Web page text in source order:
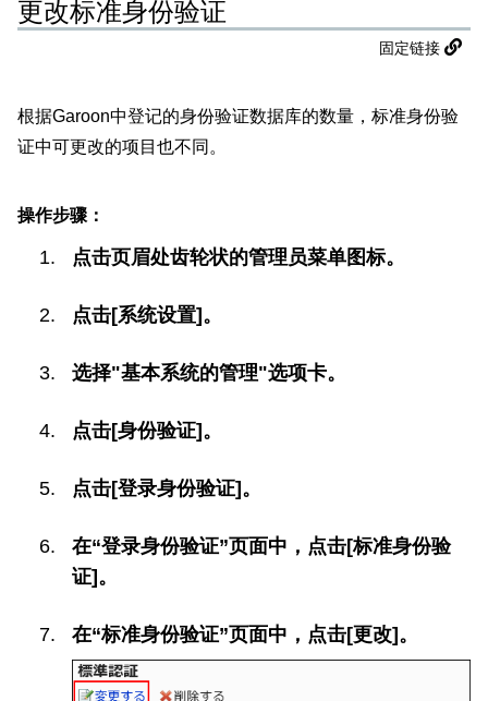
更改标准身份验证
固定链接
根据Garoon中登记的身份验证数据库的数量，标准身份验
证中可更改的项目也不同。
操作步骤：
点击页眉处齿轮状的管理员菜单图标。
点击[系统设置]。
选择"基本系统的管理"选项卡。
点击[身份验证]。
点击[登录身份验证]。
在“登录身份验证”页面中，点击[标准身份验
证]。
在“标准身份验证”页面中，点击[更改]。